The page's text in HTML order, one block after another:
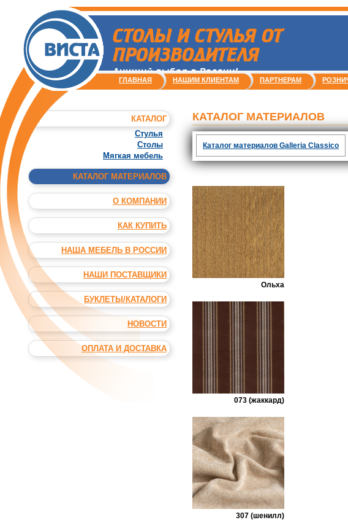
СТОЛЫ И СТУЛЬЯ ОТ
ПРОИЗВОДИТЕЛЯ
Лучший выбор в России!
ГЛАВНАЯ НАШИМ КЛИЕНТАМ ПАРТНЕРАМ
КАТАЛОГ
Стулья
Столы
Мягкая мебель
КАТАЛОГ МАТЕРИАЛОВ
О КОМПАНИИ
КАК КУПИТЬ
НАША МЕБЕЛЬ В РОССИИ
НАШИ ПОСТАВЩИКИ
БУКЛЕТЫ/КАТАЛОГИ
НОВОСТИ
ОПЛАТА И ДОСТАВКА
КАТАЛОГ МАТЕРИАЛОВ
Каталог материалов Galleria Classico
Ольха
073 (жаккард)
307 (шенилл)